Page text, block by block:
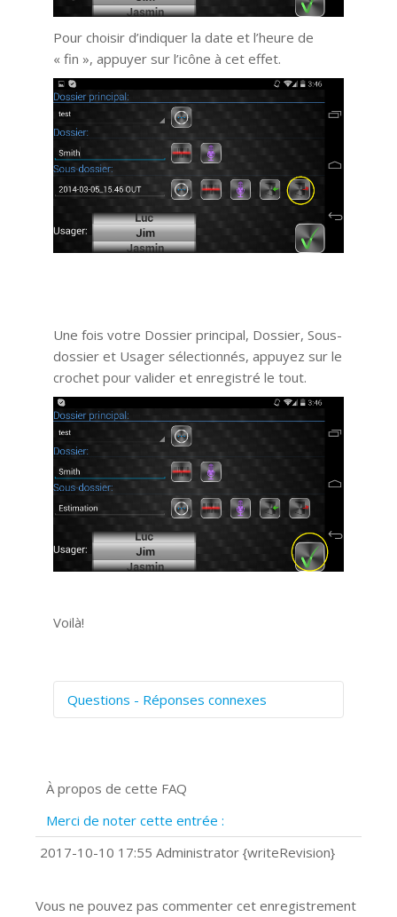
Pour choisir d’indiquer la date et l’heure de
« fin », appuyer sur l’icône à cet effet.
Une fois votre Dossier principal, Dossier, Sous-
dossier et Usager sélectionnés, appuyez sur le
crochet pour valider et enregistré le tout.
Voilà!
Questions - Réponses connexes
Prise de vue 360°
?
Comment installer Google Chrome ?
À propos de cette FAQ
Merci de noter cette entrée :
2017-10-10 17:55 Administrator {writeRevision}
Vous ne pouvez pas commenter cet enregistrement